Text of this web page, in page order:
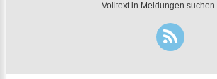
Volltext in Meldungen suchen